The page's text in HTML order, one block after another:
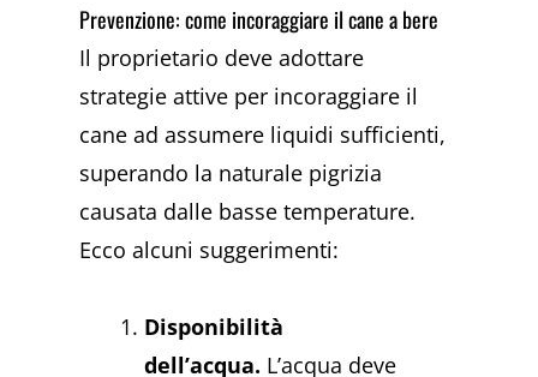
Prevenzione: come incoraggiare il cane a bere
Il proprietario deve adottare
strategie attive per incoraggiare il
cane ad assumere liquidi sufficienti,
superando la naturale pigrizia
causata dalle basse temperature.
Ecco alcuni suggerimenti:
Disponibilità
dell’acqua. L’acqua deve